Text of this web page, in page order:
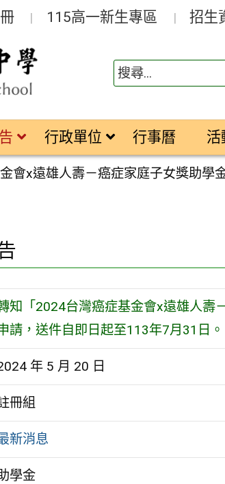
115高一新生專區 招生
行政單位 行事曆 活
會x遠雄人壽－癌症家庭子女獎助學
知「2024台灣癌症基金會x遠雄人壽
請，送件自即日起至113年7月31日。
年 5 月 20 日
冊組
新消息
學金